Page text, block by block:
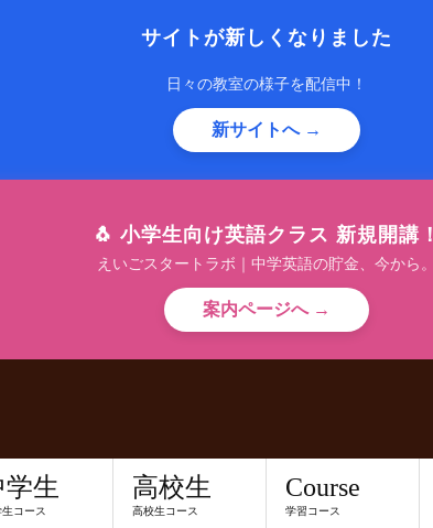
サイトが新しくなりました
日々の教室の様子を配信中！
新サイトへ →
🐧 小学生向け英語クラス 新規開講！
えいごスタートラボ｜中学英語の貯金、今から。
案内ページへ →
学生
コース
高校生
高校生コース
Course
学習コース